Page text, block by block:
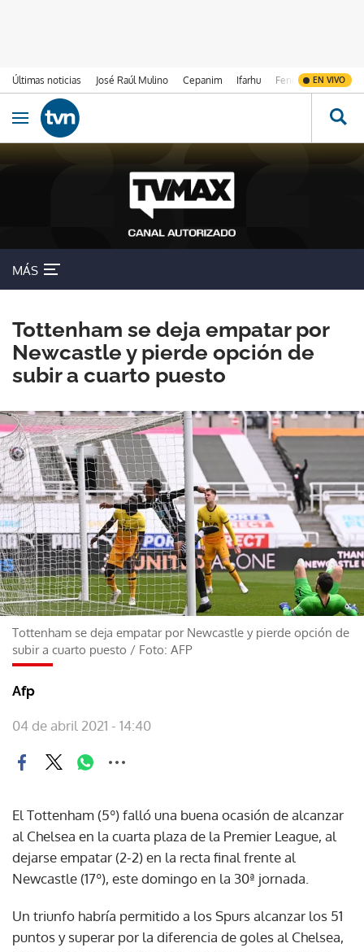
Últimas noticias José Raúl Mulino Cepanim Ifarhu Fenómeno de El
EN VIVO
Ir al contenido
Obrir navegació
MÁS
Tottenham se deja empatar por
Newcastle y pierde opción de
subir a cuarto puesto
Tottenham se deja empatar por Newcastle y pierde opción de
subir a cuarto puesto / Foto: AFP
Afp
04 de abril 2021 - 14:40
El Tottenham (5º) falló una buena ocasión de alcanzar
al Chelsea en la cuarta plaza de la Premier League, al
dejarse empatar (2-2) en la recta final frente al
Newcastle (17º), este domingo en la 30ª jornada.
Un triunfo habría permitido a los Spurs alcanzar los 51
puntos y superar por la diferencia de goles al Chelsea,